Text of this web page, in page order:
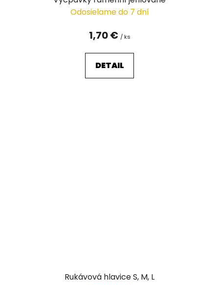
Odosielame do 7 dní
1,70 € / ks
DETAIL
Rukávová hlavice S, M, L